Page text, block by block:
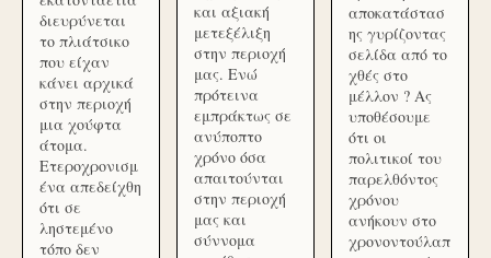
διευρύνεται
το πλιάτσικο
που είχαν
κάνει αρχικά
στην περιοχή
μια χούφτα
άτομα.
Ετεροχρονισμ
ένα απεδείχθη
ότι σε
ληστεμένο
τόπο δεν
και αξιακή
μετεξέλιξη
στην περιοχή
μας. Ενώ
πρότεινα
εμπράκτως σε
ανύποπτο
χρόνο όσα
απαιτούνται
στην περιοχή
μας και
σύννομα
αποκατάστασ
ης γυρίζοντας
σελίδα από το
χθές στο
μέλλον ? Ας
υποθέσουμε
ότι οι
πολιτικοί του
παρελθόντος
χρόνου
ανήκουν στο
χρονοντούλαπ